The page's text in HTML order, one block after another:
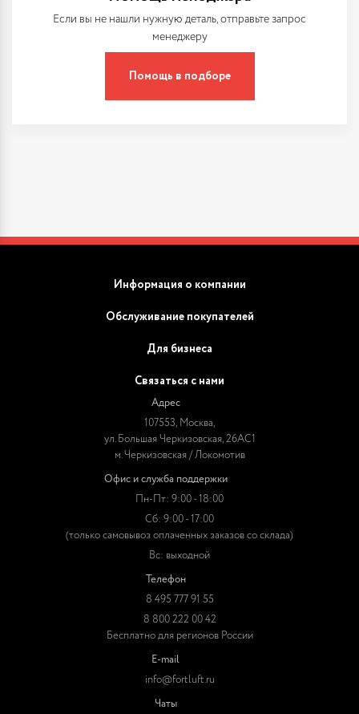
Если вы не нашли нужную деталь, отправьте запрос
менеджеру
Помощь в подборе
Информация о компании
Обслуживание покупателей
Для бизнеса
Связаться с нами
Адрес
107553, Москва,
ул. Большая Черкизовская, 26АС1
м. Черкизовская / Локомотив
Офис и служба поддержки
Пн-Пт: 9:00 - 18:00
Сб: 9:00 - 17:00
(только самовывоз оплаченных заказов со склада)
Вс: выходной
Телефон
8 495 777 91 55
8 800 222 00 42
Бесплатно для регионов России
E-mail
info@fortluft.ru
Чаты